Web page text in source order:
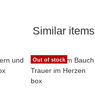
Similar items
Out of stock